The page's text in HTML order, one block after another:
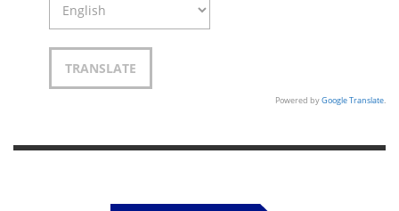
Powered byGoogle Translate.